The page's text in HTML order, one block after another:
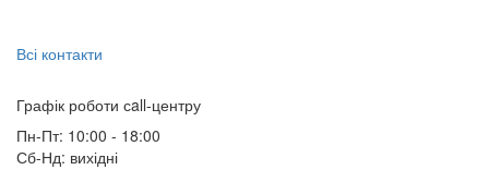
Всі контакти
Графік роботи сall-центру
Пн-Пт: 10:00 - 18:00
Сб-Нд: вихідні